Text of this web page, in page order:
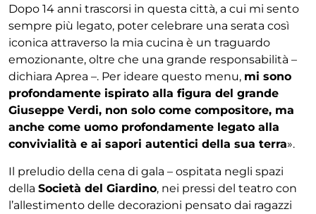
Dopo 14 anni trascorsi in questa città, a cui mi sento
sempre più legato, poter celebrare una serata così
iconica attraverso la mia cucina è un traguardo
emozionante, oltre che una grande responsabilità –
dichiara Aprea –. Per ideare questo menu, mi sono
profondamente ispirato alla figura del grande
Giuseppe Verdi, non solo come compositore, ma
anche come uomo profondamente legato alla
convivialità e ai sapori autentici della sua terra».
Il preludio della cena di gala – ospitata negli spazi
della Società del Giardino, nei pressi del teatro con
l’allestimento delle decorazioni pensato dai ragazzi